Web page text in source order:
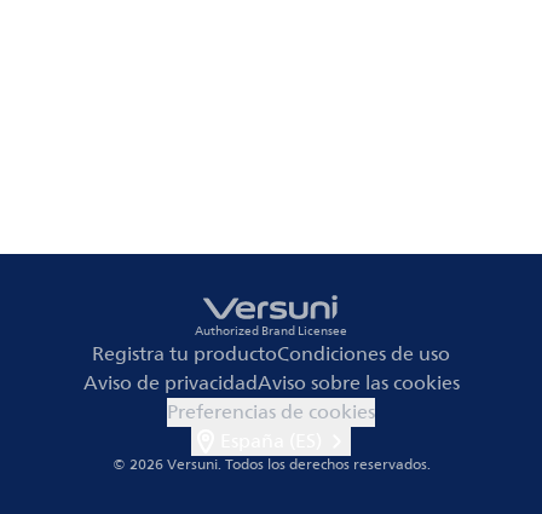
Authorized Brand Licensee
Registra tu productoCondiciones de uso
Aviso de privacidadAviso sobre las cookies
Preferencias de cookies
© 2026 Versuni.Todos los derechos reservados.